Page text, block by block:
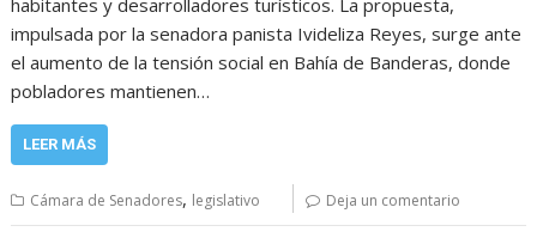
habitantes y desarrolladores turísticos. La propuesta,
impulsada por la senadora panista Ivideliza Reyes, surge ante
el aumento de la tensión social en Bahía de Banderas, donde
pobladores mantienen…
LEER MÁS
Cámara de Senadores, legislativo Deja un comentario